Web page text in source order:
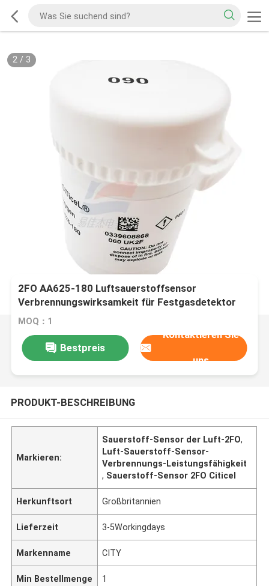
2/ 3
2FO AA625-180 Luftsauerstoffsensor
Verbrennungswirksamkeit für Festgasdetektor
MOQ：1
Bestpreis
Kontaktieren Sie
uns
PRODUKT-BESCHREIBUNG
Markieren:
Sauerstoff-Sensor der Luft-2FO,
Luft-Sauerstoff-Sensor-
Verbrennungs-Leistungsfähigkeit
, Sauerstoff-Sensor 2FO Citicel
Herkunftsort Großbritannien
Lieferzeit 3-5Workingdays
Markenname CITY
Min Bestellmenge 1